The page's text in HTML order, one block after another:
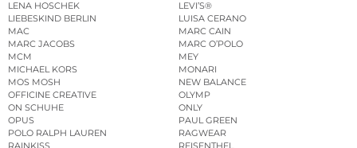
LENA HOSCHEK
LEVI’S®
LIEBESKIND BERLIN
LUISA CERANO
MAC
MARC CAIN
MARC JACOBS
MARC O’POLO
MCM
MEY
MICHAEL KORS
MONARI
MOS MOSH
NEW BALANCE
OFFICINE CREATIVE
OLYMP
ON SCHUHE
ONLY
OPUS
PAUL GREEN
POLO RALPH LAUREN
RAGWEAR